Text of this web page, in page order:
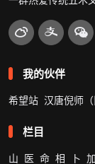
我的伙伴
希望站 汉唐倪师（
栏目
山 医 命 相 卜